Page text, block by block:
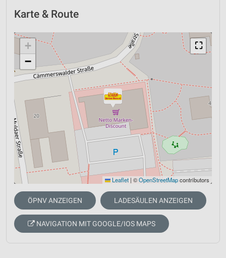
Karte & Route
⛶
+
−
Leaflet | ©OpenStreetMapcontributors
ÖPNV ANZEIGEN LADESÄULEN ANZEIGEN
NAVIGATION MIT GOOGLE/IOS MAPS